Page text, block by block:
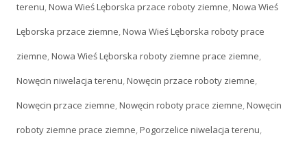
terenu,Nowa Wieś Lęborska przace roboty ziemne,Nowa Wieś
Lęborska przace ziemne,Nowa Wieś Lęborska roboty prace
ziemne,Nowa Wieś Lęborska roboty ziemne prace ziemne,
Nowęcin niwelacja terenu,Nowęcin przace roboty ziemne,
Nowęcin przace ziemne,Nowęcin roboty prace ziemne,Nowęcin
roboty ziemne prace ziemne,Pogorzelice niwelacja terenu,